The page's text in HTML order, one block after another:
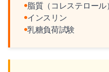
脂質（コレステロール）
インスリン
乳糖負荷試験